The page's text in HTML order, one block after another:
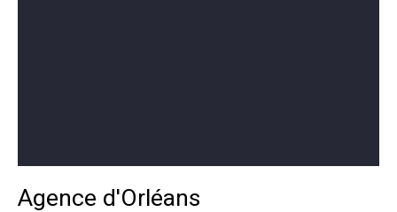
Agence d'Orléans